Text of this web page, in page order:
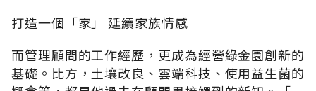
打造一個「家」 延續家族情感
而管理顧問的工作經歷，更成為經營綠金園創新的
基礎。比方，土壤改良、雲端科技、使用益生菌的